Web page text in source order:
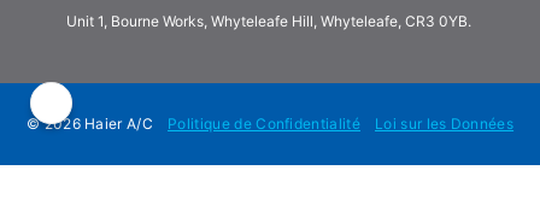
Unit 1, Bourne Works, Whyteleafe Hill, Whyteleafe, CR3 0YB.
© 2026 Haier A/C Politique de Confidentialité Loi sur les Données